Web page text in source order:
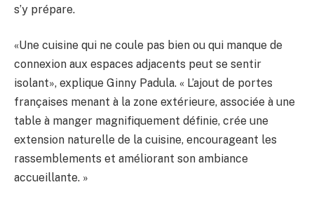
s’y prépare.
«Une cuisine qui ne coule pas bien ou qui manque de
connexion aux espaces adjacents peut se sentir
isolant», explique Ginny Padula. « L’ajout de portes
françaises menant à la zone extérieure, associée à une
table à manger magnifiquement définie, crée une
extension naturelle de la cuisine, encourageant les
rassemblements et améliorant son ambiance
accueillante. »